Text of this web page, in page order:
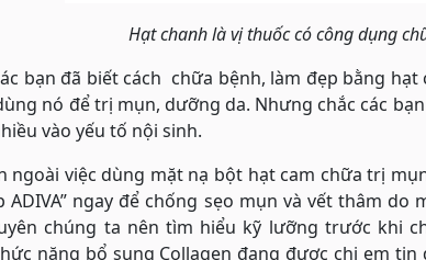
Hạt chanh là vị thuốc có công dụng
bạn đã biết cách chữa bệnh, làm đẹp bằng
nó để trị mụn, dưỡng da. Nhưng chắc các
vào yếu tố nội sinh.
ngoài việc dùng mặt nạ bột hạt cam chữa trị
ADIVA” ngay để chống sẹo mụn và vết thâm
chúng ta nên tìm hiểu kỹ lưỡng trước khi
năng bổ sung Collagen đang được chị em